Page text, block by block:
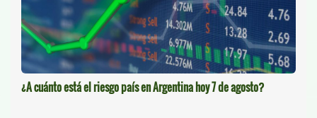
¿A cuánto está el riesgo país en Argentina hoy 7 de agosto?